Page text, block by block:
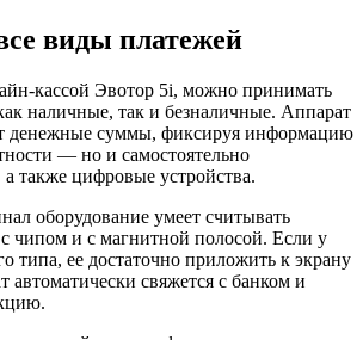
виды платежей
кассой Эвотор 5i, можно принимать
наличные, так и безналичные. Аппарат
денежные суммы, фиксируя информацию
— но и самостоятельно
также цифровые устройства.
оборудование умеет считывать
чипом и с магнитной полосой. Если у
типа, ее достаточно приложить к экрану
свяжется с банком и